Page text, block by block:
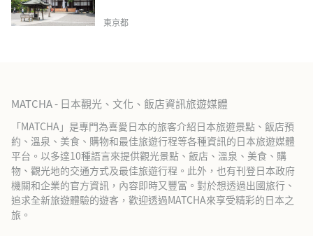
東京都
MATCHA - 日本觀光、文化、飯店資訊旅遊媒體
「MATCHA」是專門為喜愛日本的旅客介紹日本旅遊景點、飯店預
約、溫泉、美食、購物和最佳旅遊行程等各種資訊的日本旅遊媒體
平台。以多達10種語言來提供觀光景點、飯店、溫泉、美食、購
物、觀光地的交通方式及最佳旅遊行程。此外，也有刊登日本政府
機關和企業的官方資訊，內容即時又豐富。對於想透過出國旅行、
追求全新旅遊體驗的遊客，歡迎透過MATCHA來享受精彩的日本之
旅。